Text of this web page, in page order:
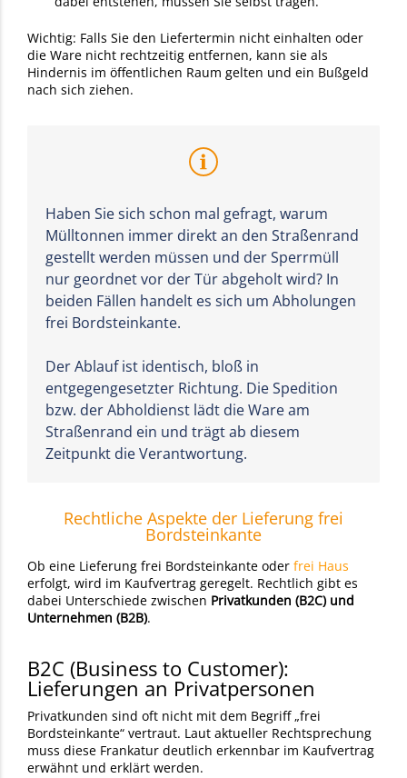
Wichtig: Falls Sie den Liefertermin nicht einhalten oder
die Ware nicht rechtzeitig entfernen, kann sie als
Hindernis im öffentlichen Raum gelten und ein Bußgeld
nach sich ziehen.
Haben Sie sich schon mal gefragt, warum
Mülltonnen immer direkt an den Straßenrand
gestellt werden müssen und der Sperrmüll
nur geordnet vor der Tür abgeholt wird? In
beiden Fällen handelt es sich um Abholungen
frei Bordsteinkante.
Der Ablauf ist identisch, bloß in
entgegengesetzter Richtung. Die Spedition
bzw. der Abholdienst lädt die Ware am
Straßenrand ein und trägt ab diesem
Zeitpunkt die Verantwortung.
Rechtliche Aspekte der Lieferung frei
Bordsteinkante
Ob eine Lieferung frei Bordsteinkante oder frei Haus
erfolgt, wird im Kaufvertrag geregelt. Rechtlich gibt es
dabei Unterschiede zwischen Privatkunden (B2C) und
Unternehmen (B2B).
B2C (Business to Customer):
Lieferungen an Privatpersonen
Privatkunden sind oft nicht mit dem Begriff „frei
Bordsteinkante“ vertraut. Laut aktueller Rechtsprechung
muss diese Frankatur deutlich erkennbar im Kaufvertrag
erwähnt und erklärt werden.